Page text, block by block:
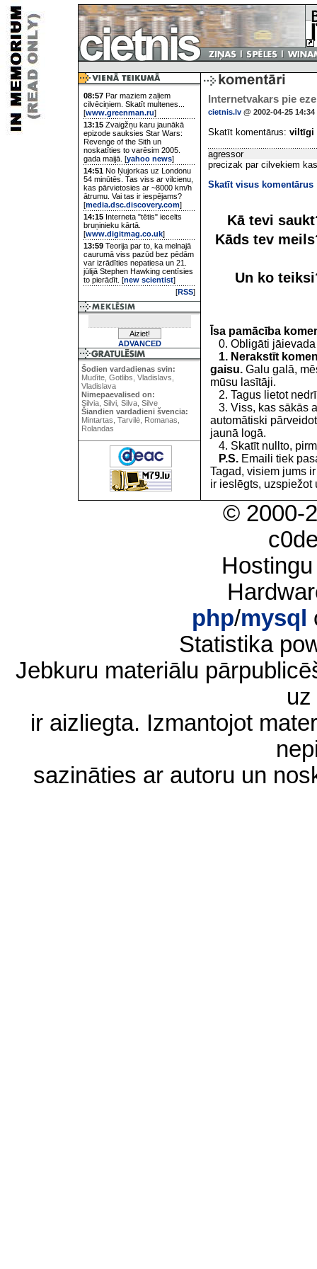
08:57 Par maziem zaļiem
cilvēciņiem. Skatīt multenes...
[www.greenman.ru]
13:15 Zvaigžņu karu jaunākā
epizode sauksies Star Wars:
Revenge of the Sith un
noskatīties to varēsim 2005.
gada maijā. [yahoo news]
14:51 No Ņujorkas uz Londonu
54 minūtēs. Tas viss ar vilcienu,
kas pārvietosies ar ~8000 km/h
ātrumu. Vai tas ir iespējams?
[media.dsc.discovery.com]
14:15 Interneta "tētis" iecelts
bruņinieku kārtā.
[www.digitmag.co.uk]
13:59 Teorija par to, ka melnajā
caurumā viss pazūd bez pēdām
var izrādīties nepatiesa un 21.
jūlijā Stephen Hawking centīsies
to pierādīt. [new scientist]
[RSS]
ADVANCED
Šodien vardadienas svin:
Mudīte, Gotlibs, Vladislavs,
Vladislava
Nimepaevalised on:
Silvia, Silvi, Silva, Silve
Šiandien vardadieni švencia:
Mintartas, Tarvilė, Romanas,
Rolandas
Internetvakars pie
cietnis.lv @ 2002-04-25 14:34
Skatīt komentārus: viltīgi
agressor
precizak par cilvekiem
Skatīt visus komentārus
Kā tevi
Kāds tev
Un ko
Īsa pamācība
0. Obligāti jāievada
1. Nerakstīt
gaisu. Galu galā,
mūsu lasītāji.
2. Tagus lietot
3. Viss, kas sākās
automātiski
jaunā logā.
4. Skatīt nullto,
P.S. Emaili tiek
Tagad, visiem jums
ir ieslēgts, uzspiežot
© 2000-
php/mysql
Statistika
Jebkuru materiālu
ir aizliegta. Izmantojot
sazināties ar autoru un